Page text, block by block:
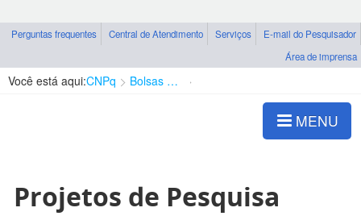
Perguntas frequentes Central de Atendimento Serviços
E-mail do Pesquisador
Área de imprensa
Você está aqui:CNPq Bolsas e Auxílios Vigentes
MENU
Projetos de Pesquisa